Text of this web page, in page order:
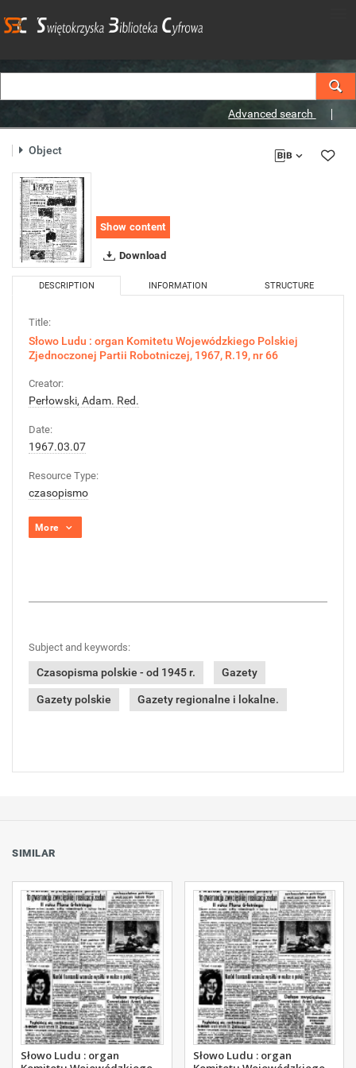
Advanced search
Object
Show content
Download
DESCRIPTION INFORMATION STRUCTURE
Title:
Słowo Ludu : organ Komitetu Wojewódzkiego Polskiej
Zjednoczonej Partii Robotniczej, 1967, R.19, nr 66
Creator:
Perłowski, Adam. Red.
Date:
1967.03.07
Resource Type:
czasopismo
More
Subject and keywords:
Czasopisma polskie - od 1945 r. Gazety
Gazety polskie Gazety regionalne i lokalne.
SIMILAR
Słowo Ludu : organ
Słowo Ludu : organ